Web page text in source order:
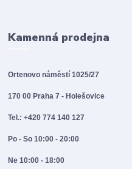
Kamenná prodejna
Ortenovo náměstí 1025/27
170 00 Praha 7 - Holešovice
Tel.: +420 774 140 127
Po - So 10:00 - 20:00
Ne 10:00 - 18:00